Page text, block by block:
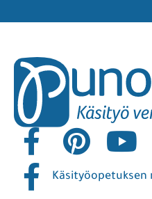
Käsityöopetuksen